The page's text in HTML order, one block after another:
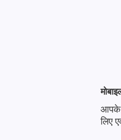
आपके
लिए